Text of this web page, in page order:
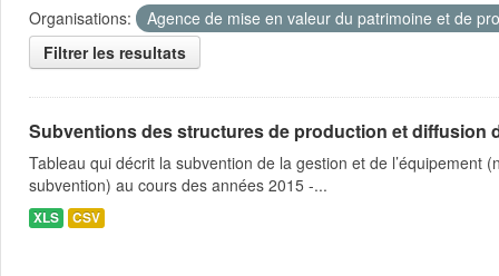
Organisations:
Agence de mise en valeur du patrimoine et de
Filtrer les resultats
Subventions des structures de production et diffusion
Tableau qui décrit la subvention de la gestion et de
subvention) au cours des années 2015 -...
XLS CSV